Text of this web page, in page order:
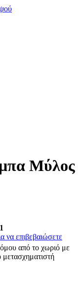
Μύλος
1
να επιβεβαιώσετε
από το χωριό με